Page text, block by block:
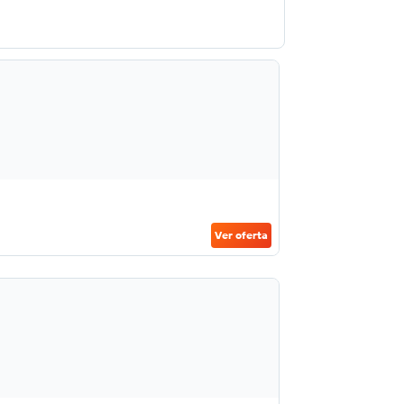
Ver oferta